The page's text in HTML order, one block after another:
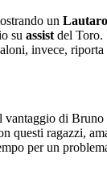
un
su assist del Toro.
invece,
di
ragazzi,
per un